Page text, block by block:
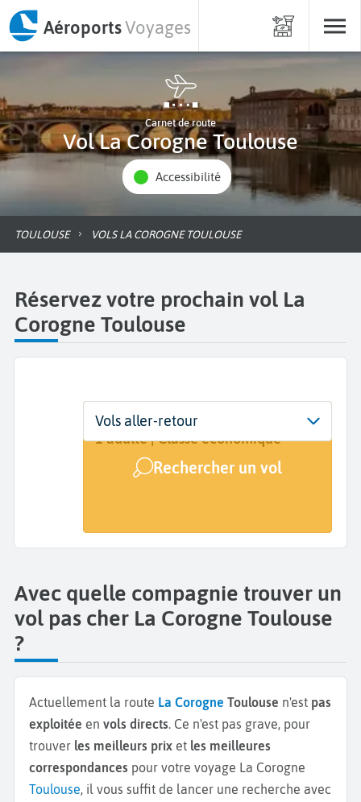
AéroportsVoyages
Carnet de route
Vol La Corogne Toulouse
Accessibilité
TOULOUSE VOLS LA COROGNE TOULOUSE
Réservez votre prochain vol La
Corogne Toulouse
Départ
A Coruna (LCG)
Dates
Dates de votre voyage
Voyageurs | Classe
1 adulte | Classe économique
Rechercher un vol
Vols aller-retour
Avec quelle compagnie trouver un
vol pas cher La Corogne Toulouse
?
Actuellement la route La Corogne Toulouse n'est pas
exploitée en vols directs. Ce n'est pas grave, pour
trouver les meilleurs prix et les meilleures
correspondances pour votre voyage La Corogne
Toulouse, il vous suffit de lancer une recherche avec